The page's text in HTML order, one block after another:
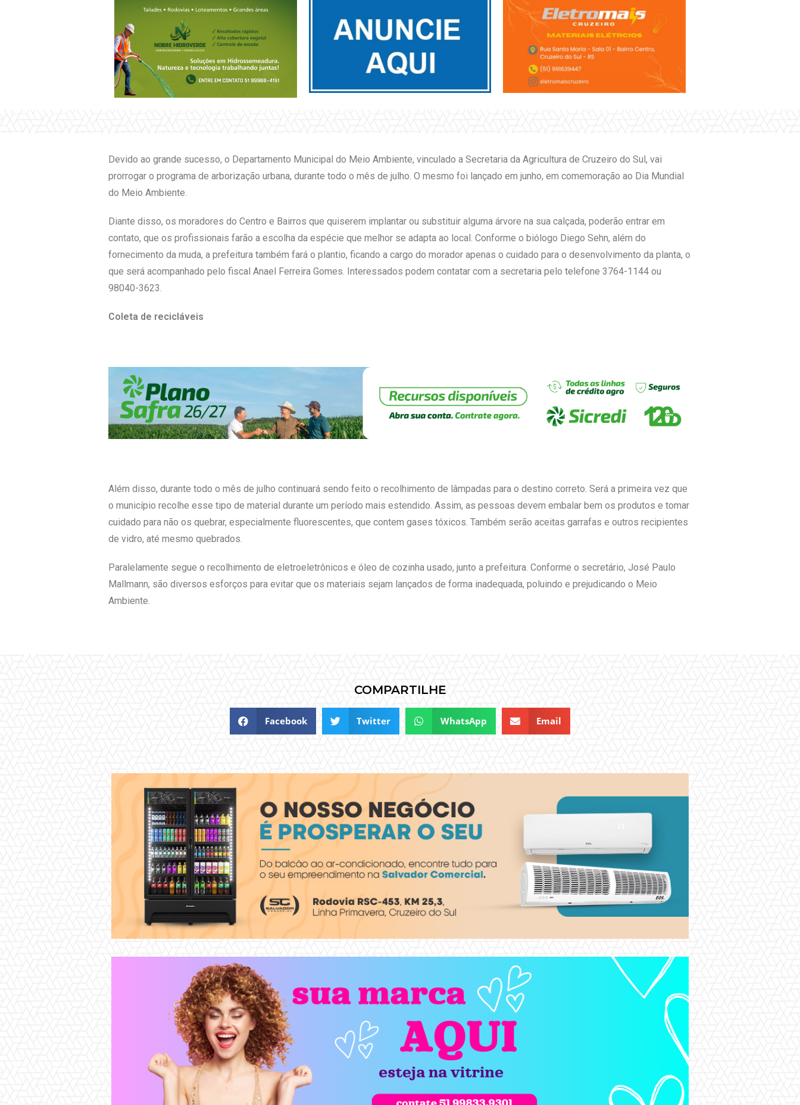
Devido ao grande sucesso, o Departamento Municipal do Meio Ambiente, vinculado a Secretaria da Agricultura de Cruzeiro do Sul, vai
prorrogar o programa de arborização urbana, durante todo o mês de julho. O mesmo foi lançado em junho, em comemoração ao Dia Mundial
do Meio Ambiente.
Diante disso, os moradores do Centro e Bairros que quiserem implantar ou substituir alguma árvore na sua calçada, poderão entrar em
contato, que os profissionais farão a escolha da espécie que melhor se adapta ao local. Conforme o biólogo Diego Sehn, além do
fornecimento da muda, a prefeitura também fará o plantio, ficando a cargo do morador apenas o cuidado para o desenvolvimento da planta, o
que será acompanhado pelo fiscal Anael Ferreira Gomes. Interessados podem contatar com a secretaria pelo telefone 3764-1144 ou
98040-3623.
Coleta de recicláveis
Além disso, durante todo o mês de julho continuará sendo feito o recolhimento de lâmpadas para o destino correto. Será a primeira vez que
o município recolhe esse tipo de material durante um período mais estendido. Assim, as pessoas devem embalar bem os produtos e tomar
cuidado para não os quebrar, especialmente fluorescentes, que contem gases tóxicos. Também serão aceitas garrafas e outros recipientes
de vidro, até mesmo quebrados.
Paralelamente segue o recolhimento de eletroeletrônicos e óleo de cozinha usado, junto a prefeitura. Conforme o secretário, José Paulo
Mallmann, são diversos esforços para evitar que os materiais sejam lançados de forma inadequada, poluindo e prejudicando o Meio
Ambiente.
COMPARTILHE
Facebook Twitter WhatsApp Email